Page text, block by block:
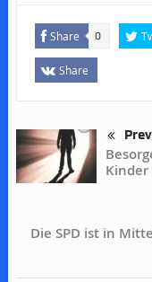
Share 0
Share
Kinder
Die SPD ist in